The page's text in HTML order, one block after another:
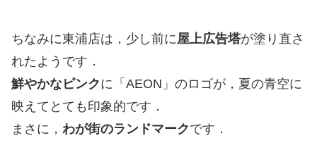
ちなみに東浦店は，少し前に屋上広告塔が塗り直さ
れたようです．
鮮やかなピンクに「AEON」のロゴが，夏の青空に
映えてとても印象的です．
まさに， わが街のランドマークです．